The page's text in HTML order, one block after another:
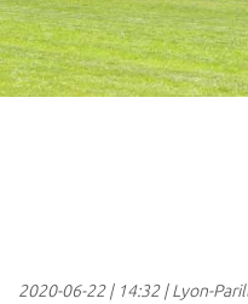
2020-06-22| 14:32| Lyon-